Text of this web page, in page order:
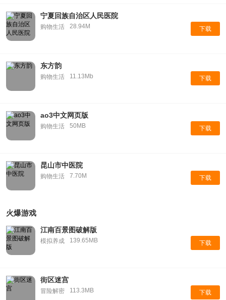
宁夏回族自治区人民医院
购物生活 28.94M 下载
东方韵
购物生活 11.13Mb 下载
ao3中文网页版
购物生活 50MB 下载
昆山市中医院
购物生活 7.70M 下载
火爆游戏
江南百景图破解版
模拟养成 139.65MB 下载
街区迷宫
冒险解密 113.3MB 下载